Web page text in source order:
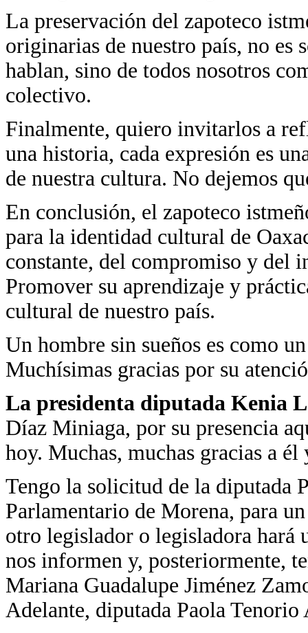
La preservación del zapoteco
originarias de nuestro país, no es
hablan, sino de todos nosotros
colectivo.
Finalmente, quiero invitarlos a
una historia, cada expresión es
de nuestra cultura. No dejemos
En conclusión, el zapoteco
para la identidad cultural de
constante, del compromiso y del
Promover su aprendizaje y
cultural de nuestro país.
Un hombre sin sueños es como
Muchísimas gracias por su
La presidenta diputada Kenia
Díaz Miniaga, por su presencia
hoy. Muchas, muchas gracias a
Tengo la solicitud de la diputada
Parlamentario de Morena, para
otro legislador o legisladora hará
nos informen y, posteriormente,
Mariana Guadalupe Jiménez
Adelante, diputada Paola Tenorio